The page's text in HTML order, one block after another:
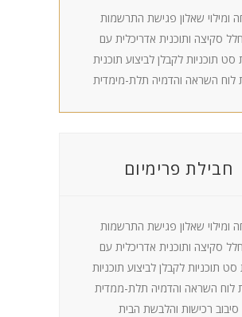
חבילת פרימיום
ומילוי שאלון פגישת התרשמות
סקיצה ותוכנית אדריכלית עם
סט תוכניות לקבלן לביצוע תוכניות
לוח השראה והדמיה תלת-ממדית
סיבוב רכישות והלבשת הבית
ומילוי שאלון פגישת התרשמות
סקיצה ותוכנית אדריכלית עם
סט תוכניות לקבלן לביצוע תוכנית
לוח השראה והדמיה תלת-מימדית